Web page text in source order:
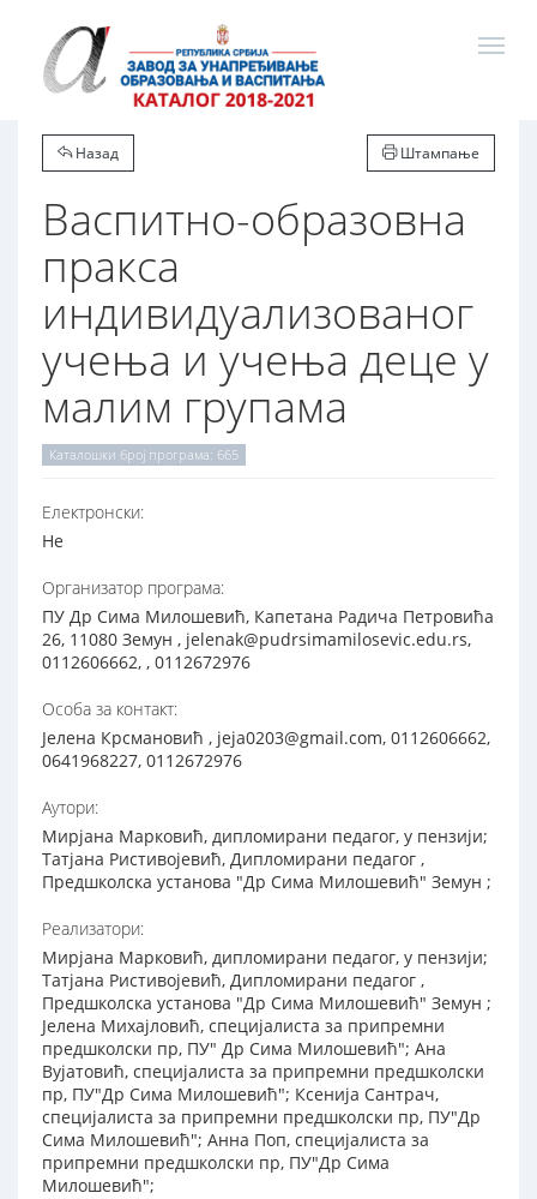
Назад Штампање
Васпитно-образовна
пракса
индивидуализованог
учења и учења деце у
малим групама
Каталошки број програма: 665
Електронски:
Не
Организатор програма:
ПУ Др Сима Милошевић, Капетана Радича Петровића
26, 11080 Земун , jelenak@pudrsimamilosevic.edu.rs,
0112606662, , 0112672976
Особа за контакт:
Јелена Крсмановић , jeja0203@gmail.com, 0112606662,
0641968227, 0112672976
Аутори:
Мирјана Марковић, дипломирани педагог, у пензији;
Татјана Ристивојевић, Дипломирани педагог ,
Предшколска установа "Др Сима Милошевић" Земун ;
Реализатори:
Мирјана Марковић, дипломирани педагог, у пензији;
Татјана Ристивојевић, Дипломирани педагог ,
Предшколска установа "Др Сима Милошевић" Земун ;
Јелена Михајловић, специјалиста за припремни
предшколски пр, ПУ" Др Сима Милошевић"; Ана
Вујатовић, специјалиста за припремни предшколски
пр, ПУ"Др Сима Милошевић"; Ксенија Сантрач,
специјалиста за припремни предшколски пр, ПУ"Др
Сима Милошевић"; Анна Поп, специјалиста за
припремни предшколски пр, ПУ"Др Сима
Милошевић";